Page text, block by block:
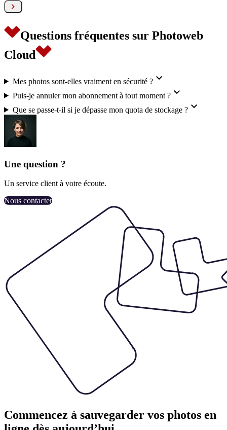

Questions fréquentes sur Photoweb
Cloud
Mes photos sont-elles vraiment en sécurité ?
Puis-je annuler mon abonnement à tout moment ?
Que se passe-t-il si je dépasse mon quota de stockage ?
Une question ?
Un service client à votre écoute.
Nous contacter
Commencez à sauvegarder vos photos en